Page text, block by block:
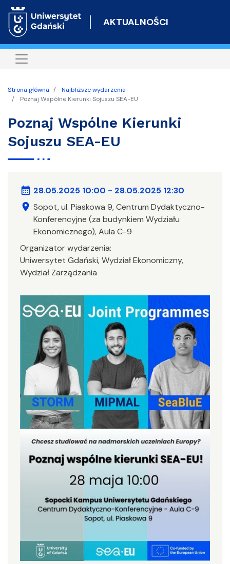
do
AKTUALNOŚCI
Strona główna
Najbliższe wydarzenia
Poznaj Wspólne Kierunki Sojuszu SEA-EU
Poznaj Wspólne Kierunki
Sojuszu SEA-EU
calendar_month 28.05.2025 10:00 - 28.05.2025 12:30
location_on Sopot, ul. Piaskowa 9, Centrum Dydaktyczno-
Konferencyjne (za budynkiem Wydziału
Ekonomicznego), Aula C-9
Organizator wydarzenia:
Uniwersytet Gdański, Wydział Ekonomiczny,
Wydział Zarządzania